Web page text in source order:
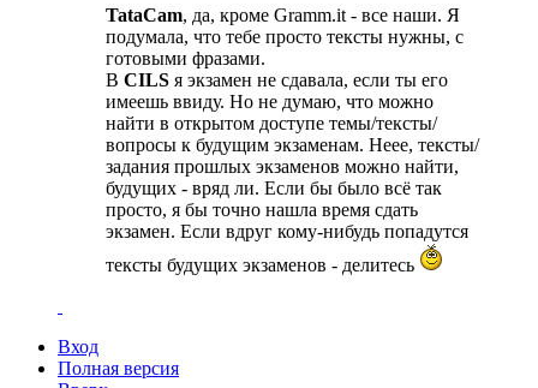
TataCam, да, кроме Gramm.it - все наши. Я
подумала, что тебе просто тексты нужны, с
готовыми фразами.
В CILS я экзамен не сдавала, если ты его
имеешь ввиду. Но не думаю, что можно
найти в открытом доступе темы/тексты/
вопросы к будущим экзаменам. Неее, тексты/
задания прошлых экзаменов можно найти,
будущих - вряд ли. Если бы было всё так
просто, я бы точно нашла время сдать
экзамен. Если вдруг кому-нибудь попадутся
тексты будущих экзаменов - делитесь
Вход
Полная версия